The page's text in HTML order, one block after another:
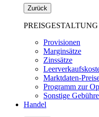
Zurück
PREISGESTALTUNG
Provisionen
Marginsätze
Zinssätze
Marktdaten-
Programm zur
Sonstige
Handel